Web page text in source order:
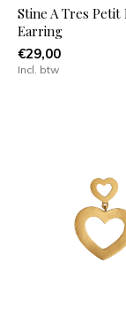
Stine A Tres Petit
Earring
€29,00
Incl. btw